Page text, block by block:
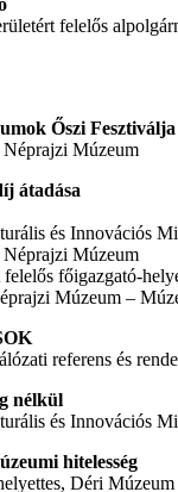
felelős
Őszi
Múzeum
átadása
és Innovációs
Múzeum
főigazgató-
Múzeum –
referens és
nélkül
és Innovációs
hitelesség
Déri Múzeum